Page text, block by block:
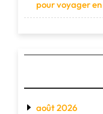
pour voyager
août 2026